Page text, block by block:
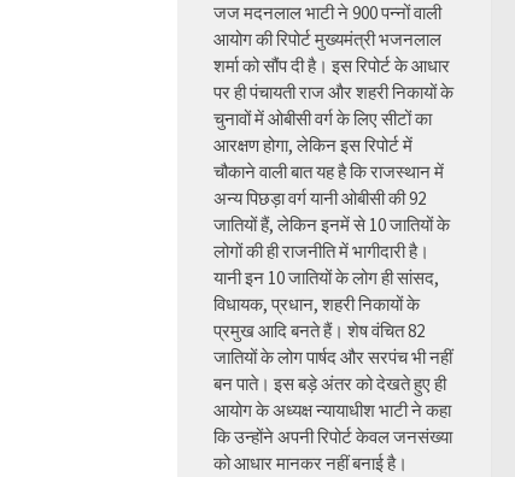
जज मदनलाल भाटी ने 900 पन्नों वाली
आयोग की रिपोर्ट मुख्यमंत्री भजनलाल
शर्मा को सौंप दी है। इस रिपोर्ट के आधार
पर ही पंचायती राज और शहरी निकायों के
चुनावों में ओबीसी वर्ग के लिए सीटों का
आरक्षण होगा, लेकिन इस रिपोर्ट में
चौकाने वाली बात यह है कि राजस्थान में
अन्य पिछड़ा वर्ग यानी ओबीसी की 92
जातियों हैं, लेकिन इनमें से 10 जातियों के
लोगों की ही राजनीति में भागीदारी है।
यानी इन 10 जातियों के लोग ही सांसद,
विधायक, प्रधान, शहरी निकायों के
प्रमुख आदि बनते हैं। शेष वंचित 82
जातियों के लोग पार्षद और सरपंच भी नहीं
बन पाते। इस बड़े अंतर को देखते हुए ही
आयोग के अध्यक्ष न्यायाधीश भाटी ने कहा
कि उन्होंने अपनी रिपोर्ट केवल जनसंख्या
को आधार मानकर नहीं बनाई है।